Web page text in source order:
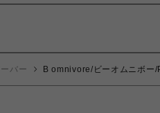
バー B omnivore/ビーオムニボー